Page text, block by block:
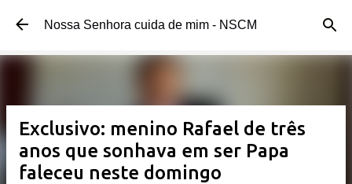
Pular para o conteúdo principal
Nossa Senhora cuida de mim - NSCM
Exclusivo: menino Rafael de três
anos que sonhava em ser Papa
faleceu neste domingo